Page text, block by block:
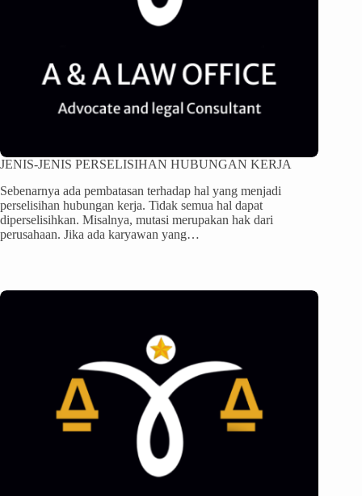
JENIS-JENIS PERSELISIHAN HUBUNGAN KERJA
Sebenarnya ada pembatasan terhadap hal yang menjadi
perselisihan hubungan kerja. Tidak semua hal dapat
diperselisihkan. Misalnya, mutasi merupakan hak dari
perusahaan. Jika ada karyawan yang…